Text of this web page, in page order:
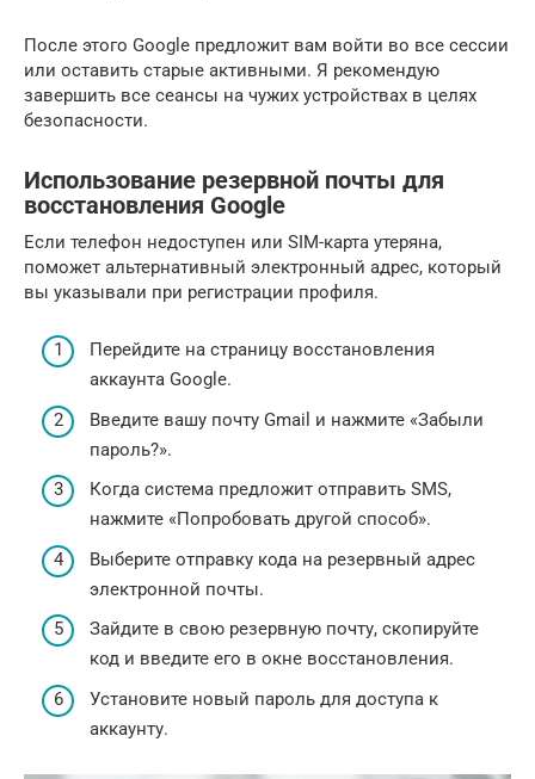
После этого Google предложит вам войти во все сессии
или оставить старые активными. Я рекомендую
завершить все сеансы на чужих устройствах в целях
безопасности.
Использование резервной почты для
восстановления Google
Если телефон недоступен или SIM-карта утеряна,
поможет альтернативный электронный адрес, который
вы указывали при регистрации профиля.
Перейдите на страницу восстановления
аккаунта Google.
Введите вашу почту Gmail и нажмите «Забыли
пароль?».
Когда система предложит отправить SMS,
нажмите «Попробовать другой способ».
Выберите отправку кода на резервный адрес
электронной почты.
Зайдите в свою резервную почту, скопируйте
код и введите его в окне восстановления.
Установите новый пароль для доступа к
аккаунту.